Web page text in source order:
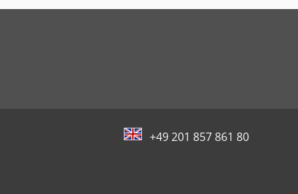
+49 201 857 861 80